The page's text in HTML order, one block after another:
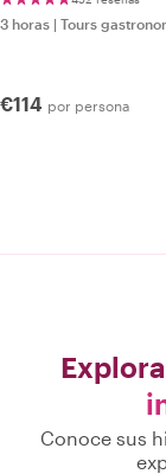
3 horas | Tours
€114 por persona
Conoce sus